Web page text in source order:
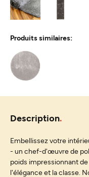
Produits similaires:
Description
Embellissez votre
- un chef-d'œuvre de
poids impressionnant
l'élégance et la classe.